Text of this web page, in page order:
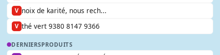
V noix de karité, nous rech...
V thé vert 9380 8147 9366
DERNIERSPRODUITS